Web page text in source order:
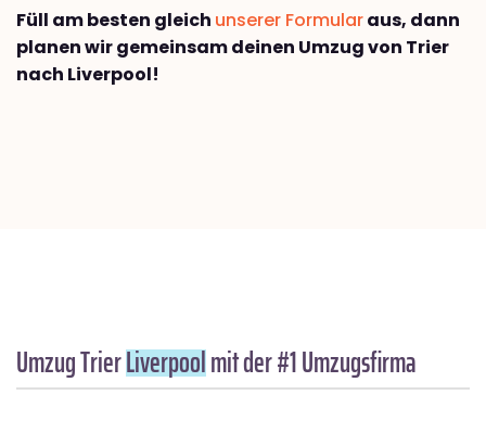
Füll am besten gleich unserer Formularaus, dann
planen wir gemeinsam deinen Umzug von Trier
nach Liverpool!
Umzug TrierLiverpoolmit der #1 Umzugsfirma